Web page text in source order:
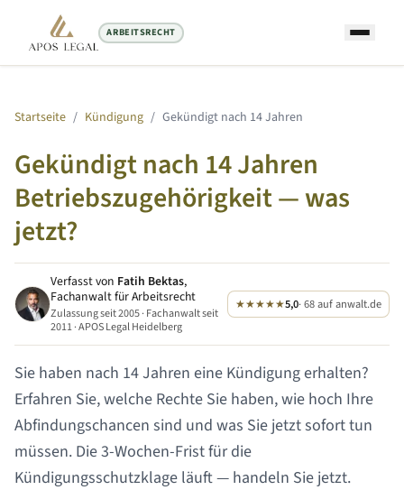
ARBEITSRECHT
Startseite / Kündigung / Gekündigt nach 14 Jahren
Gekündigt nach 14 Jahren
Betriebszugehörigkeit — was
jetzt?
Verfasst von Fatih Bektas,
Fachanwalt für Arbeitsrecht
Zulassung seit 2005 · Fachanwalt seit
2011 · APOS Legal Heidelberg
★★★★★5,0· 68 auf anwalt.de
Sie haben nach 14 Jahren eine Kündigung erhalten?
Erfahren Sie, welche Rechte Sie haben, wie hoch Ihre
Abfindungschancen sind und was Sie jetzt sofort tun
müssen. Die 3-Wochen-Frist für die
Kündigungsschutzklage läuft — handeln Sie jetzt.